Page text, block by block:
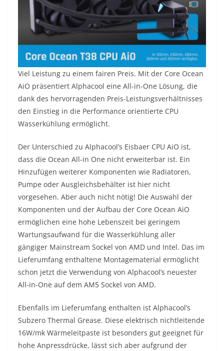
Viel Leistung zu einem fairen Preis. Mit der Core Ocean
AiO präsentiert Alphacool eine All-in-One Lösung, die
dank des hervorragenden Preis-Leistungsverhältnisses
den Einstieg in die Performance orientierte CPU
Wasserkühlung ermöglicht.
Der Unterschied zu Alphacool’s Eisbaer CPU AiO ist,
dass die Ocean All-in One nicht erweiterbar ist. Ein
Hinzufügen weiterer Komponenten wie Radiatoren,
Pumpe oder Ausgleichsbehälter ist hier nicht
vorgesehen. Aber auch nicht nötig! Die Auswahl der
Komponenten und der Aufbau der Core Ocean AiO
ermöglichen eine hohe Lebenszeit bei geringem
Wartungsaufwand für die Wasserkühlung aller
gängiger Mainstream Sockel von AMD und Intel. Das im
Lieferumfang enthaltene Montagematerial ermöglicht
schon jetzt die Verwendung von Alphacool’s neuester
All-in-One auf dem AM5 Sockel von AMD.
Ebenfalls im Lieferumfang enthalten ist Alphacool’s
Subzero Thermal Grease. Diese elektrisch nichtleitende
16W/mk Wärmeleitpaste ist besonders gut geeignet für
hohe Anpressdrücke, lässt sich aber aufgrund der